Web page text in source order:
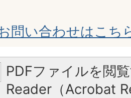
問い合わせはこち
PDFファイルを閲
Reader（Acrobat